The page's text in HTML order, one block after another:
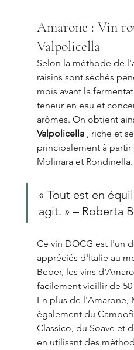
Amarone : Vin
Valpolicella
Selon la méthode de
raisins sont séchés
mois avant la
teneur en eau et
arômes. On obtient
Valpolicella , riche et
principalement à partir
Molinara et Rondinella.
« Tout est en
agit. » – Roberta
Ce vin DOCG est l'un
appréciés d'Italie au
Beber, les vins
facilement vieillir de 50
En plus de l'Amarone,
également du
Classico, du Soave et
en utilisant des